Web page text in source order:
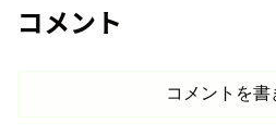
コメント
コメントを書